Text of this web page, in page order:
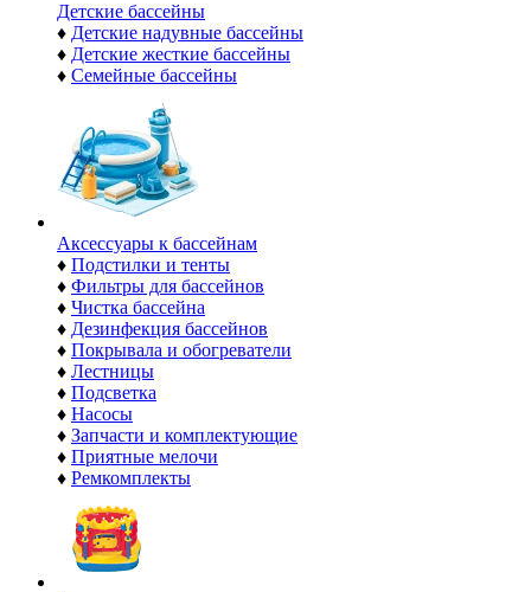
Детские бассейны
♦ Детские надувные бассейны
♦ Детские жесткие бассейны
♦ Семейные бассейны
Аксессуары к бассейнам
♦ Подстилки и тенты
♦ Фильтры для бассейнов
♦ Чистка бассейна
♦ Дезинфекция бассейнов
♦ Покрывала и обогреватели
♦ Лестницы
♦ Подсветка
♦ Насосы
♦ Запчасти и комплектующие
♦ Приятные мелочи
♦ Ремкомплекты